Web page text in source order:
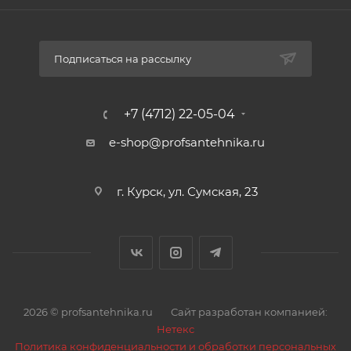
Подписаться на рассылку
+7 (4712) 22-05-04
e-shop@profsantehnika.ru
г. Курск, ул. Сумская, 23
2026 © profsantehnika.ru
Сайт разработан компанией:
Нетекс
Политика конфиденциальности и обработки персональных